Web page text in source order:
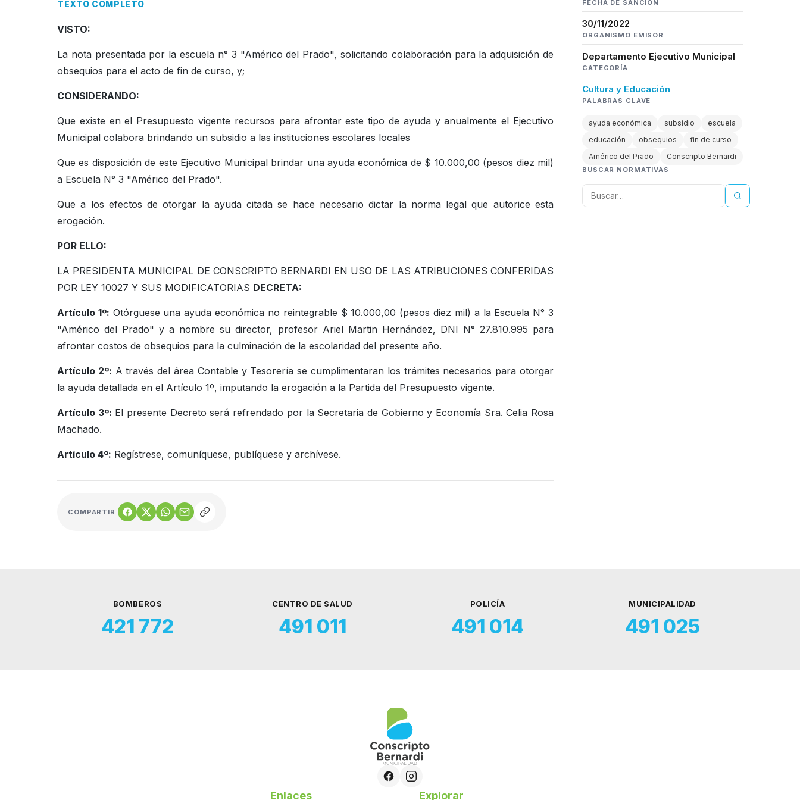
TEXTO COMPLETO
VISTO:
La nota presentada por la escuela n° 3 "Américo del Prado", solicitando colaboración para la adquisición de
obsequios para el acto de fin de curso, y;
CONSIDERANDO:
Que existe en el Presupuesto vigente recursos para afrontar este tipo de ayuda y anualmente el Ejecutivo
Municipal colabora brindando un subsidio a las instituciones escolares locales
Que es disposición de este Ejecutivo Municipal brindar una ayuda económica de $ 10.000,00 (pesos diez mil)
a Escuela N° 3 "Américo del Prado".
Que a los efectos de otorgar la ayuda citada se hace necesario dictar la norma legal que autorice esta
erogación.
POR ELLO:
LA PRESIDENTA MUNICIPAL DE CONSCRIPTO BERNARDI EN USO DE LAS ATRIBUCIONES CONFERIDAS
POR LEY 10027 Y SUS MODIFICATORIAS DECRETA:
Artículo 1º: Otórguese una ayuda económica no reintegrable $ 10.000,00 (pesos diez mil) a la Escuela N° 3
"Américo del Prado" y a nombre su director, profesor Ariel Martin Hernández, DNI N° 27.810.995 para
afrontar costos de obsequios para la culminación de la escolaridad del presente año.
Artículo 2º: A través del área Contable y Tesorería se cumplimentaran los trámites necesarios para otorgar
la ayuda detallada en el Artículo 1º, imputando la erogación a la Partida del Presupuesto vigente.
Artículo 3º: El presente Decreto será refrendado por la Secretaria de Gobierno y Economía Sra. Celia Rosa
Machado.
Artículo 4º: Regístrese, comuníquese, publíquese y archívese.
COMPARTIR
FECHA DE SANCIÓN
30/11/2022
ORGANISMO EMISOR
Departamento Ejecutivo Municipal
CATEGORÍA
Cultura y Educación
PALABRAS CLAVE
ayuda económica subsidio
escuela
educación
obsequios
fin de curso
Américo del Prado
Conscripto Bernardi
BUSCAR NORMATIVAS
BOMBEROS
421 772
CENTRO DE SALUD
491 011
POLICÍA
491 014
MUNICIPALIDAD
491 025
Enlaces Explorar